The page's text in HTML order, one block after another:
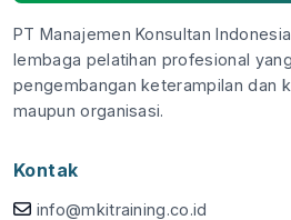
PT Manajemen Konsultan
lembaga pelatihan profesional
pengembangan keterampilan dan
maupun organisasi.
Kontak
info@mkitraining.co.id